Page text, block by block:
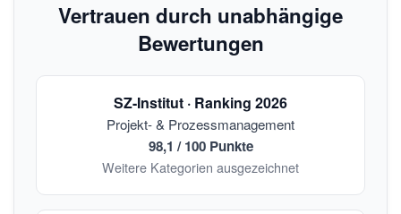
Vertrauen durch unabhängige
Bewertungen
SZ-Institut · Ranking 2026
Projekt- & Prozessmanagement
98,1 / 100 Punkte
Weitere Kategorien ausgezeichnet